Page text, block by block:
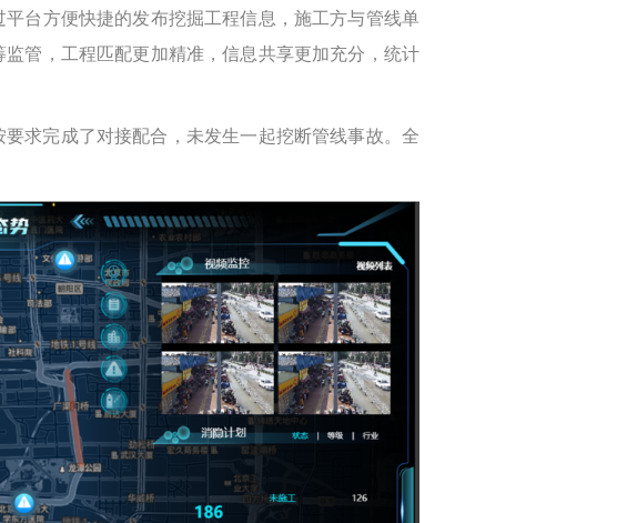
台方便快捷的发布挖掘工程信息，施工方与管线单
管，工程匹配更加精准，信息共享更加充分，统计
求完成了对接配合，未发生一起挖断管线事故。全